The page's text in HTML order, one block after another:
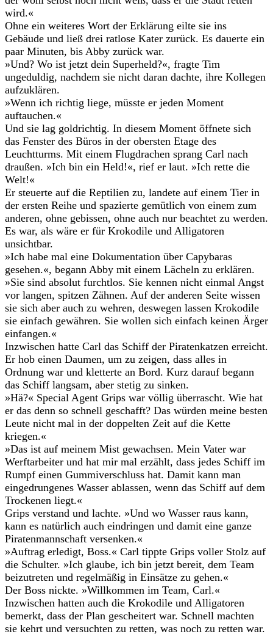
wird.«
Ohne ein weiteres Wort der Erklärung eilte sie ins
Gebäude und ließ drei ratlose Kater zurück. Es dauerte ein
paar Minuten, bis Abby zurück war.
»Und? Wo ist jetzt dein Superheld?«, fragte Tim
ungeduldig, nachdem sie nicht daran dachte, ihre Kollegen
aufzuklären.
»Wenn ich richtig liege, müsste er jeden Moment
auftauchen.«
Und sie lag goldrichtig. In diesem Moment öffnete sich
das Fenster des Büros in der obersten Etage des
Leuchtturms. Mit einem Flugdrachen sprang Carl nach
draußen. »Ich bin ein Held!«, rief er laut. »Ich rette die
Welt!«
Er steuerte auf die Reptilien zu, landete auf einem Tier in
der ersten Reihe und spazierte gemütlich von einem zum
anderen, ohne gebissen, ohne auch nur beachtet zu werden.
Es war, als wäre er für Krokodile und Alligatoren
unsichtbar.
»Ich habe mal eine Dokumentation über Capybaras
gesehen.«, begann Abby mit einem Lächeln zu erklären.
»Sie sind absolut furchtlos. Sie kennen nicht einmal Angst
vor langen, spitzen Zähnen. Auf der anderen Seite wissen
sie sich aber auch zu wehren, deswegen lassen Krokodile
sie einfach gewähren. Sie wollen sich einfach keinen Ärger
einfangen.«
Inzwischen hatte Carl das Schiff der Piratenkatzen erreicht.
Er hob einen Daumen, um zu zeigen, dass alles in
Ordnung war und kletterte an Bord. Kurz darauf begann
das Schiff langsam, aber stetig zu sinken.
»Hä?« Special Agent Grips war völlig überrascht. Wie hat
er das denn so schnell geschafft? Das würden meine besten
Leute nicht mal in der doppelten Zeit auf die Kette
kriegen.«
»Das ist auf meinem Mist gewachsen. Mein Vater war
Werftarbeiter und hat mir mal erzählt, dass jedes Schiff im
Rumpf einen Gummiverschluss hat. Damit kann man
eingedrungenes Wasser ablassen, wenn das Schiff auf dem
Trockenen liegt.«
Grips verstand und lachte. »Und wo Wasser raus kann,
kann es natürlich auch eindringen und damit eine ganze
Piratenmannschaft versenken.«
»Auftrag erledigt, Boss.« Carl tippte Grips voller Stolz auf
die Schulter. »Ich glaube, ich bin jetzt bereit, dem Team
beizutreten und regelmäßig in Einsätze zu gehen.«
Der Boss nickte. »Willkommen im Team, Carl.«
Inzwischen hatten auch die Krokodile und Alligatoren
bemerkt, dass der Plan gescheitert war. Schnell machten
sie kehrt und versuchten zu retten, was noch zu retten war.